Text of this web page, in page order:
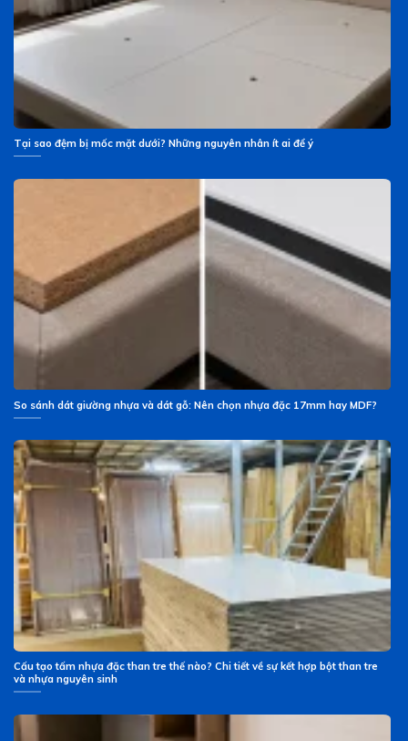
Tại sao đệm bị mốc mặt dưới? Những nguyên nhân ít ai để ý
So sánh dát giường nhựa và dát gỗ: Nên chọn nhựa đặc 17mm hay MDF?
Cấu tạo tấm nhựa đặc than tre thế nào? Chi tiết về sự kết hợp bột than tre
và nhựa nguyên sinh